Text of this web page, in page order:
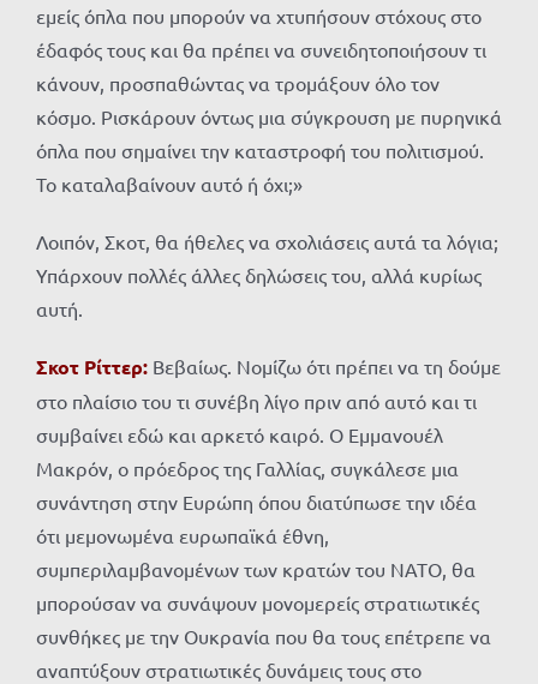
εμείς όπλα που μπορούν να χτυπήσουν στόχους στο
έδαφός τους και θα πρέπει να συνειδητοποιήσουν τι
κάνουν, προσπαθώντας να τρομάξουν όλο τον
κόσμο. Ρισκάρουν όντως μια σύγκρουση με πυρηνικά
όπλα που σημαίνει την καταστροφή του πολιτισμού.
Το καταλαβαίνουν αυτό ή όχι;»
Λοιπόν, Σκοτ, θα ήθελες να σχολιάσεις αυτά τα λόγια;
Υπάρχουν πολλές άλλες δηλώσεις του, αλλά κυρίως
αυτή.
Σκοτ Ρίττερ: Βεβαίως. Νομίζω ότι πρέπει να τη δούμε
στο πλαίσιο του τι συνέβη λίγο πριν από αυτό και τι
συμβαίνει εδώ και αρκετό καιρό. Ο Εμμανουέλ
Μακρόν, ο πρόεδρος της Γαλλίας, συγκάλεσε μια
συνάντηση στην Ευρώπη όπου διατύπωσε την ιδέα
ότι μεμονωμένα ευρωπαϊκά έθνη,
συμπεριλαμβανομένων των κρατών του ΝΑΤΟ, θα
μπορούσαν να συνάψουν μονομερείς στρατιωτικές
συνθήκες με την Ουκρανία που θα τους επέτρεπε να
αναπτύξουν στρατιωτικές δυνάμεις τους στο